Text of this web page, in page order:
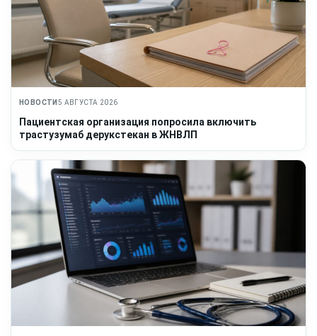
НОВОСТИ 5 АВГУСТА 2026
Пациентская организация попросила включить
трастузумаб дерукстекан в ЖНВЛП